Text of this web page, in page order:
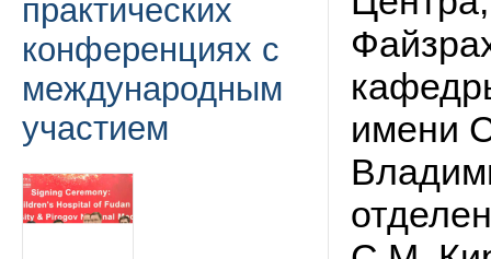
практических
конференциях с
международным
участием
имени